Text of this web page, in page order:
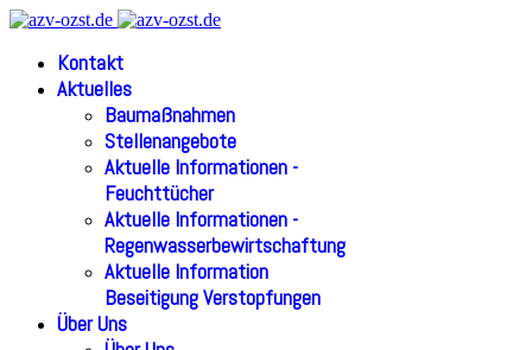
Kontakt
Aktuelles
Baumaßnahmen
Stellenangebote
Aktuelle Informationen -
Feuchttücher
Aktuelle Informationen -
Regenwasserbewirtschaftung
Aktuelle Information
Beseitigung Verstopfungen
Über Uns